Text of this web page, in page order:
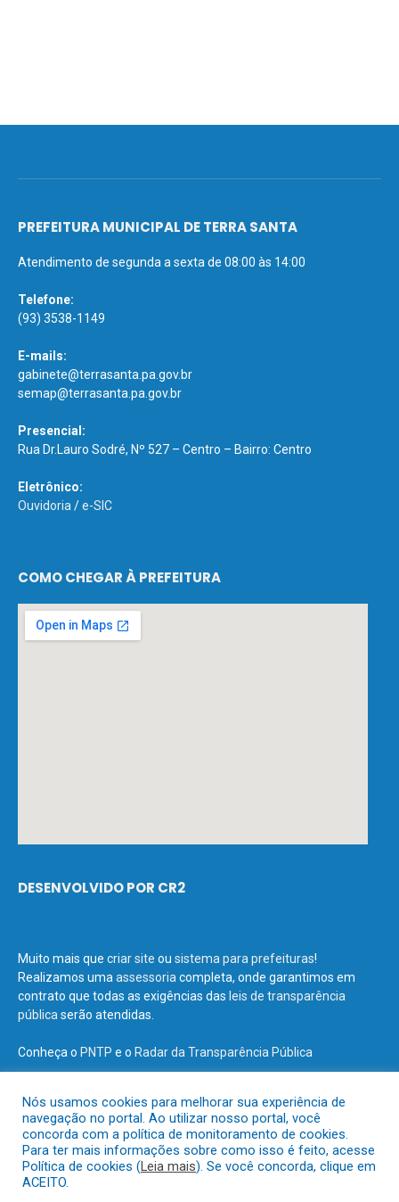
PREFEITURA MUNICIPAL DE TERRA SANTA
Atendimento de segunda a sexta de 08:00 às 14:00
Telefone:
(93) 3538-1149
E-mails:
gabinete@terrasanta.pa.gov.br
semap@terrasanta.pa.gov.br
Presencial:
Rua Dr.Lauro Sodré, Nº 527 – Centro – Bairro: Centro
Eletrônico:
Ouvidoria /e-SIC
COMO CHEGAR À PREFEITURA
DESENVOLVIDO POR CR2
Muito mais que criar site ou sistema para prefeituras!
Realizamos uma assessoria completa, onde garantimos em
contrato que todas as exigências das leis de transparência
pública serão atendidas.
Conheça o PNTP e o Radar da Transparência Pública
Todos os direitos reservados a Prefeitura Municipal de Terra Santa.
Mapa do Site
Nós usamos cookies para melhorar sua experiência de
navegação no portal. Ao utilizar nosso portal, você
concorda com a política de monitoramento de cookies.
Para ter mais informações sobre como isso é feito, acesse
Política de cookies (Leia mais). Se você concorda, clique em
ACEITO.